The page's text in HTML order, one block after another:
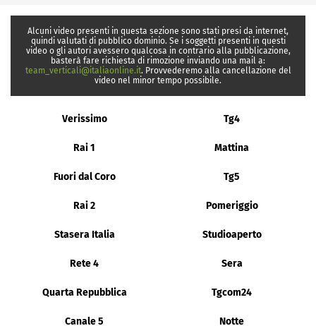
Alcuni video presenti in questa sezione sono stati presi da internet,
quindi valutati di pubblico dominio. Se i soggetti presenti in questi
video o gli autori avessero qualcosa in contrario alla pubblicazione,
basterà fare richiesta di rimozione inviando una mail a:
team_verticali@italiaonline.it. Provvederemo alla cancellazione del
video nel minor tempo possibile.
Verissimo Tg4
Rai 1 Mattina
Fuori dal Coro Tg5
Rai 2 Pomeriggio
Stasera Italia Studioaperto
Rete 4 Sera
Quarta Repubblica Tgcom24
Canale 5 Notte